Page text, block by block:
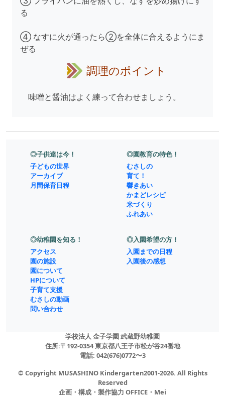
る
④ なすに火が通ったら②を全体に合えるようにま
ぜる
調理のポイント
味噌と醤油はよく練って合わせましょう。
◎子供達は今！
子どもの世界
アーカイブ
月間保育日程
◎園教育の特色！
むさしの
育て！
響きあい
かまどレシピ
米づくり
ふれあい
◎幼稚園を知る！
アクセス
園の施設
園について
HPについて
子育て支援
むさしの動画
問い合わせ
◎入園希望の方！
入園までの日程
入園後の感想
学校法人 金子学園 武蔵野幼稚園
住所:〒192-0354 東京都八王子市松が谷24番地
電話: 042(676)0772〜3
© Copyright MUSASHINO Kindergarten2001-2026. All Rights
Reserved
企画・構成・製作協力 OFFICE・Mei